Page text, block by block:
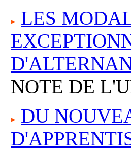
LES
NOTE DE
DU